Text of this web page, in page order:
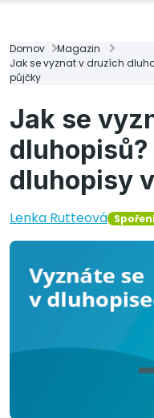
Domov
Magazin
Jak se vyznat v druzích
půjčky
Jak se
dluhopisy
Lenka Rutteová